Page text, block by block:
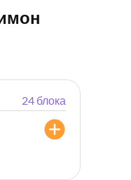
24 блока